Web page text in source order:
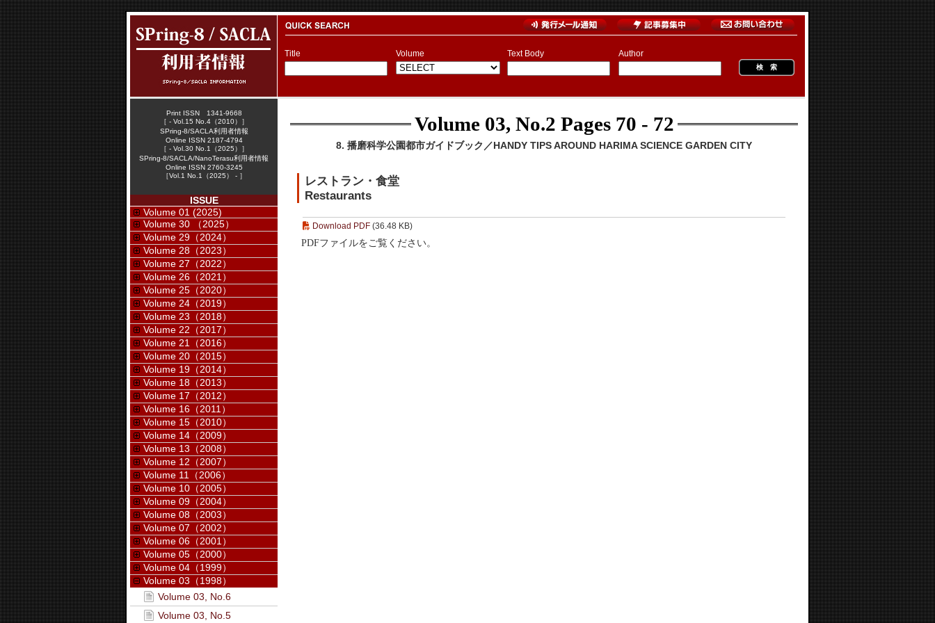
Title Volume Text Body Author
Volume 03, No.2 Pages 70 - 72
8. 播磨科学公園都市ガイドブック／HANDY TIPS AROUND HARIMA SCIENCE GARDEN CITY
レストラン・食堂
Restaurants
Download PDF (36.48 KB)
PDFファイルをご覧ください。
Print ISSN 1341-9668
［ - Vol.15 No.4（2010）］
SPring-8/SACLA利用者情報
Online ISSN 2187-4794
［ - Vol.30 No.1（2025）］
SPring-8/SACLA/NanoTerasu利用者情報
Online ISSN 2760-3245
［Vol.1 No.1（2025） - ］
ISSUE
Volume 01 (2025)
Volume 30 （2025）
Volume 29（2024）
Volume 28（2023）
Volume 27（2022）
Volume 26（2021）
Volume 25（2020）
Volume 24（2019）
Volume 23（2018）
Volume 22（2017）
Volume 21（2016）
Volume 20（2015）
Volume 19（2014）
Volume 18（2013）
Volume 17（2012）
Volume 16（2011）
Volume 15（2010）
Volume 14（2009）
Volume 13（2008）
Volume 12（2007）
Volume 11（2006）
Volume 10（2005）
Volume 09（2004）
Volume 08（2003）
Volume 07（2002）
Volume 06（2001）
Volume 05（2000）
Volume 04（1999）
Volume 03（1998）
Volume 03, No.6
Volume 03, No.5